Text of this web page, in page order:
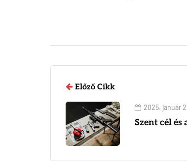
Előző Cikk
2025. január
Szent cél és